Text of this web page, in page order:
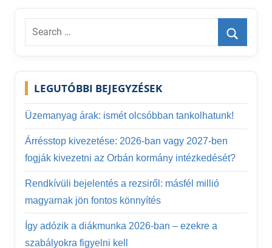
Search
Search
LEGUTÓBBI BEJEGYZÉSEK
Üzemanyag árak: ismét olcsóbban tankolhatunk!
Árrésstop kivezetése: 2026-ban vagy 2027-ben
fogják kivezetni az Orbán kormány intézkedését?
Rendkívüli bejelentés a rezsiről: másfél millió
magyarnak jön fontos könnyítés
Így adózik a diákmunka 2026-ban – ezekre a
szabályokra figyelni kell